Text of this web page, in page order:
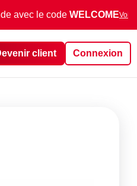
avec le code WELCOMEVoir
client Connexion